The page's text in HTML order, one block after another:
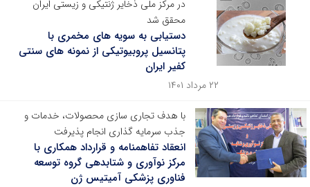
در مرکز ملی ذخایر ژنتیکی و زیستی ایران
محقق شد
دستیابی به سویه های مخمری با
پتانسیل پروبیوتیکی از نمونه های سنتی
کفیر ایران
۲۲ مرداد ۱۴۰۱
با هدف تجاری سازی محصولات، خدمات و
جذب سرمایه گذاری انجام پذیرفت
انعقاد تفاهمنامه و قرارداد همکاری با
مرکز نوآوری و شتابدهی گروه توسعه‌
فناوری ‌پزشکی ‌آمیتیس ‌ژن